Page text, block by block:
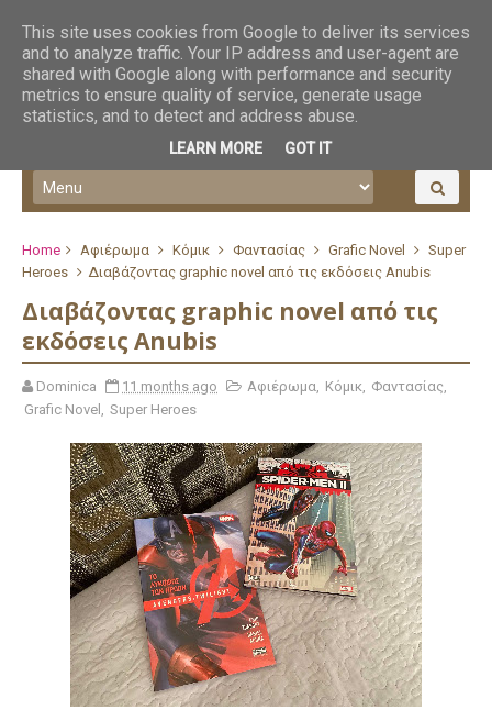
Home Αφιέρωμα Κόμικ Φαντασίας Grafic Novel
Super
Heroes
Διαβάζοντας graphic novel από τις εκδόσεις Anubis
Διαβάζοντας graphic novel από τις
εκδόσεις Anubis
Dominica 11 months ago Αφιέρωμα, Κόμικ, Φαντασίας,
Grafic Novel , Super Heroes
This site uses cookies from Google to deliver its services
and to analyze traffic. Your IP address and user-agent are
shared with Google along with performance and security
metrics to ensure quality of service, generate usage
statistics, and to detect and address abuse.
LEARN MORE GOT IT